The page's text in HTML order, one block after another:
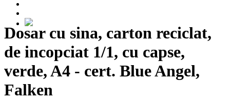
Dosar cu sina, carton reciclat,
de incopciat 1/1, cu capse,
verde, A4 - cert. Blue Angel,
Falken